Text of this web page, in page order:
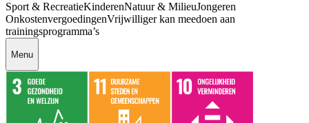
Sport & RecreatieKinderenNatuur & MilieuJongeren
OnkostenvergoedingenVrijwilliger kan meedoen aan
trainingsprogramma’s
Menu